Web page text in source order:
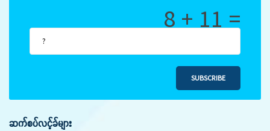
8 + 11 =
SUBSCRIBE
ဆက်စပ်လင့်ခ်များ